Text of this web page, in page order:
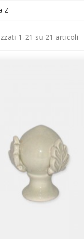
Z
1-21 su 21 articoli